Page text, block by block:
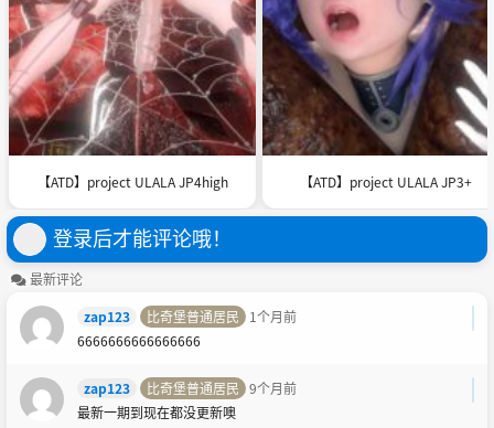
【ATD】project ULALA JP4high 【ATD】project ULALA JP3+
登录后才能评论哦！
最新评论
zap123
比奇堡普通居民
1个月前
6666666666666666
zap123 比奇堡普通居民 9个月前
最新一期到现在都没更新噢